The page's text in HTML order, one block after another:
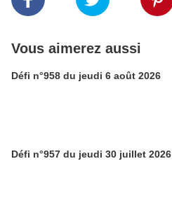
Vous aimerez aussi
Défi n°958 du jeudi 6 août 2026
Défi n°957 du jeudi 30 juillet 2026